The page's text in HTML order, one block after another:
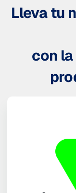
Lleva tu
con